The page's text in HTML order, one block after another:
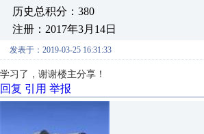
历史总积分：380
注册：2017年3月14日
发表于：2019-03-25 16:31:33
学习了，谢谢楼主分享！
回复 引用 举报